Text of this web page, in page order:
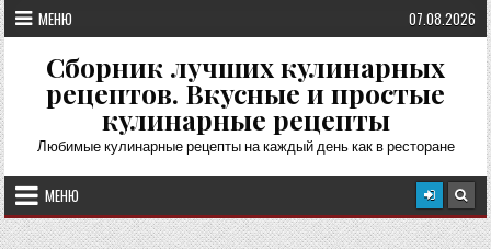
Перейти
к
содержимому
МЕНЮ 07.08.2026
Сборник лучших кулинарных
рецептов. Вкусные и простые
кулинарные рецепты
Любимые кулинарные рецепты на каждый день как в ресторане
МЕНЮ